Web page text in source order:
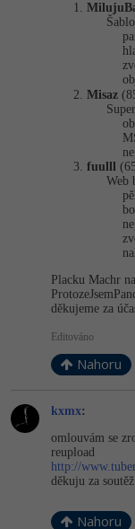
Misaz
fuulll
Web
Placku Machr
děkujeme za
Editováno
Nahoru
kxmx:
omlouvám se
reupload
http://
děkuju za
Nahoru